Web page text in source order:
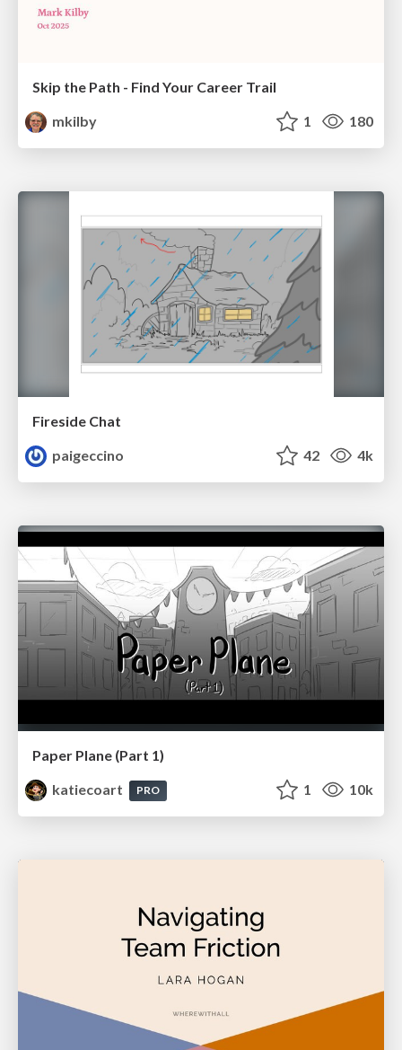
Skip the Path - Find Your Career Trail
mkilby
1 180
Fireside Chat
paigeccino
42 4k
Paper Plane (Part 1)
katiecoart
PRO 1 10k